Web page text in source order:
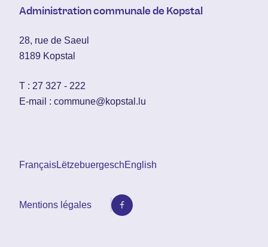
Administration communale de Kopstal
28, rue de Saeul
8189 Kopstal
T : 27 327 - 222
E-mail : commune@kopstal.lu
FrançaisLëtzebuergeschEnglish
Mentions légales